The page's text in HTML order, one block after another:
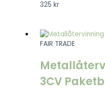
325 kr
FAIR TRADE
3CV